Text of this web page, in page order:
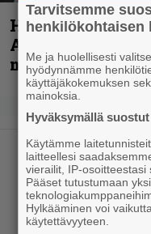
Hellsinki Metal
Accept, Carcass,
muita
Tarvitsemme
henkilökohtaisen
Me ja huolellisesti
hyödynnämme
käyttäjäkokemuksen
mainoksia.
Hyväksymällä
Käytämme
laitteellesi
vierailit, IP-osoitteestasi
Pääset tutustumaan
Hylkääminen voi
käytettävyyteen.